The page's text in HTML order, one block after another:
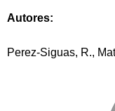
Autores:
Perez-Siguas, R.,